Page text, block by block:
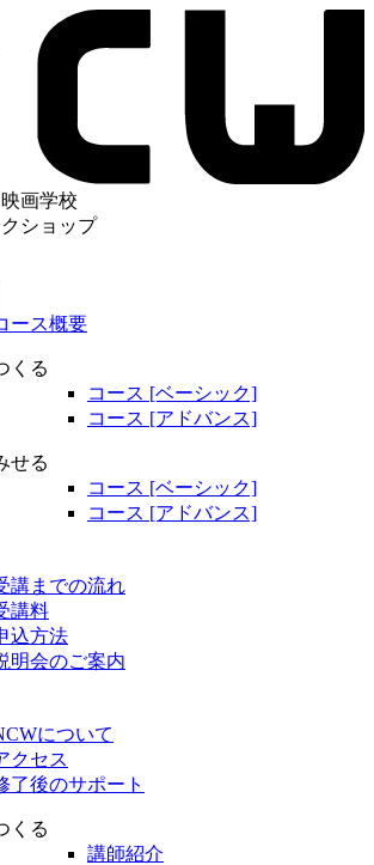
画学校
ショップ
ース概要
くる
コース [ベーシック]
コース [アドバンス]
せる
コース [ベーシック]
コース [アドバンス]
講までの流れ
講料
込方法
明会のご案内
について
クセス
了後のサポート
くる
講師紹介